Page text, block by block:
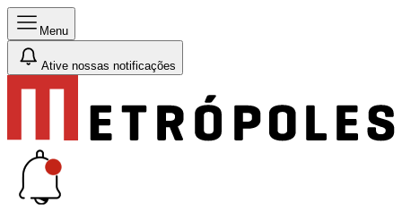
Menu
Ative nossas notificações